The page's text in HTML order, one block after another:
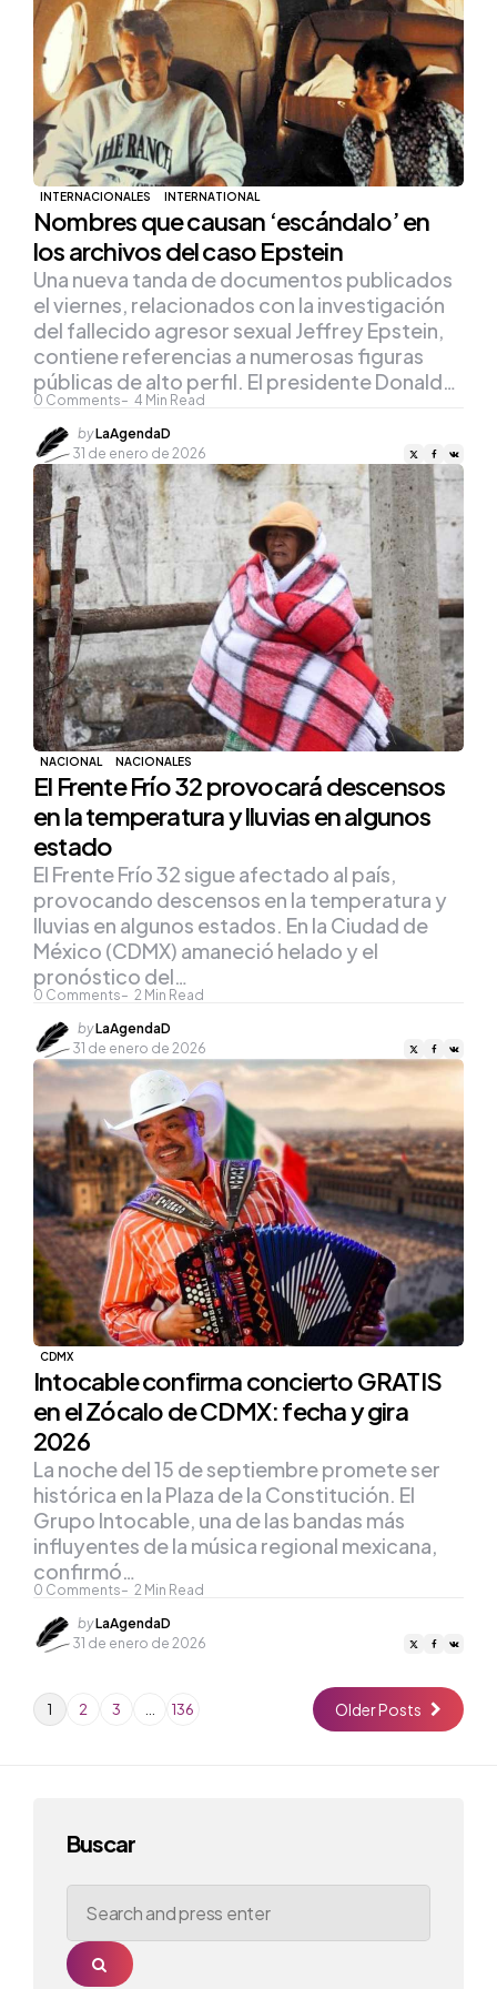
INTERNACIONALES INTERNATIONAL
Nombres que causan ‘escándalo’ en
los archivos del caso Epstein
0 Comments 4 Min Read
Una nueva tanda de documentos publicados
el viernes, relacionados con la investigación
del fallecido agresor sexual Jeffrey Epstein,
contiene referencias a numerosas figuras
públicas de alto perfil. El presidente Donald…
Posted
by
byLaAgendaD
31 de enero de 2026
NACIONAL NACIONALES
El Frente Frío 32 provocará descensos
en la temperatura y lluvias en algunos
estado
0 Comments 2 Min Read
El Frente Frío 32 sigue afectado al país,
provocando descensos en la temperatura y
lluvias en algunos estados. En la Ciudad de
México (CDMX) amaneció helado y el
pronóstico del…
Posted
by
byLaAgendaD
31 de enero de 2026
CDMX
Intocable confirma concierto GRATIS
en el Zócalo de CDMX: fecha y gira
2026
0 Comments 2 Min Read
La noche del 15 de septiembre promete ser
histórica en la Plaza de la Constitución. El
Grupo Intocable, una de las bandas más
influyentes de la música regional mexicana,
confirmó…
Posted
by
byLaAgendaD
31 de enero de 2026
1 2 3 136 Older Posts
Buscar
Search
for:
Search